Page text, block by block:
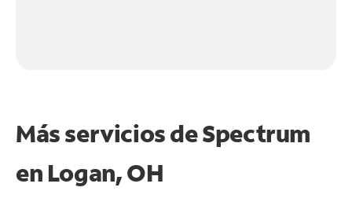
Más servicios de Spectrum
en Logan, OH